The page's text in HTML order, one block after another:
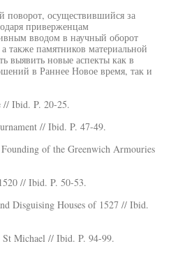
осуществившийся за
приверженцам
вводом в научный оборот
также памятников материальной
выявить новые аспекты как в
в Раннее Новое время, так и
// Ibid. P. 20-25.
// Ibid. P. 47-49.
of the Greenwich Armouries
// Ibid. P. 50-53.
Disguising Houses of 1527 // Ibid.
St Michael // Ibid. P. 94-99.